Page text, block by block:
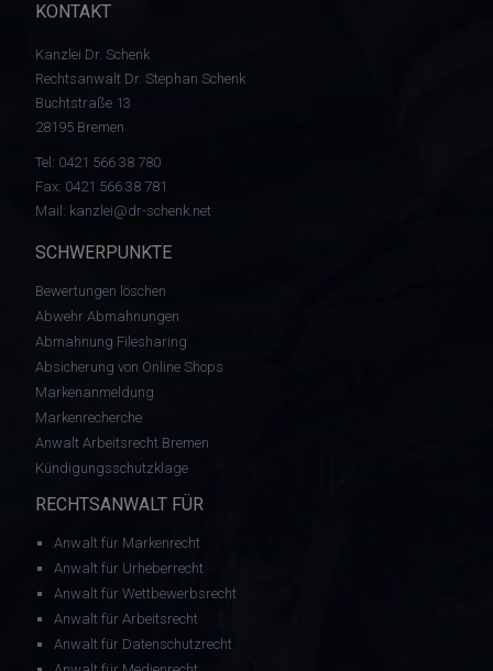
KONTAKT
Kanzlei Dr. Schenk
Rechtsanwalt Dr. Stephan Schenk
Buchtstraße 13
28195 Bremen
Tel: 0421 566 38 780
Fax: 0421 566 38 781
Mail: kanzlei@dr-schenk.net
SCHWERPUNKTE
Bewertungen löschen
Abwehr Abmahnungen
Abmahnung Filesharing
Absicherung von Online Shops
Markenanmeldung
Markenrecherche
Anwalt Arbeitsrecht Bremen
Kündigungsschutzklage
RECHTSANWALT FÜR
Anwalt für Markenrecht
Anwalt für Urheberrecht
Anwalt für Wettbewerbsrecht
Anwalt für Arbeitsrecht
Anwalt für Datenschutzrecht